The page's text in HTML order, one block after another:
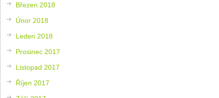
Březen 2018
Únor 2018
Leden 2018
Prosinec 2017
Listopad 2017
Říjen 2017